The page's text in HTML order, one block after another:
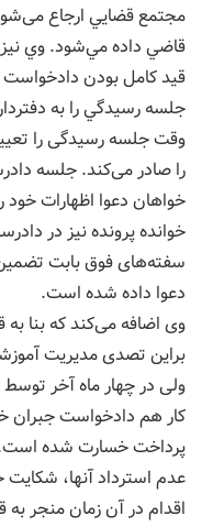
مجتمع قضايي ارجاع
قاضي داده مي‌شود. وي نيز
قيد كامل بودن
جلسه رسيدگي را به
وقت جلسه رسیدگی را
را صادر می‌کند. جلسه
خواهان دعوا اظهارات
خوانده پرونده نیز در
سفته‌های فوق بابت
دعوا داده شده است.
وی اضافه می‌‌کند که بنا
براین تصدی مدیریت
ولی در چهار ماه آخر
کار هم دادخواست جبران
پرداخت خسارت شده است.
عدم استرداد آنها، شکایت
اقدام در آن زمان منجر